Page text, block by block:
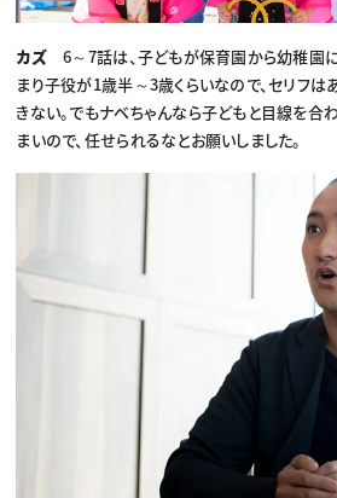
カズ6～7話は、子どもが保育園から幼稚園に
まり子役が1歳半～3歳くらいなので、セリフ
きない。でもナベちゃんなら子どもと目線を合
まいので、任せられるなとお願いしました。